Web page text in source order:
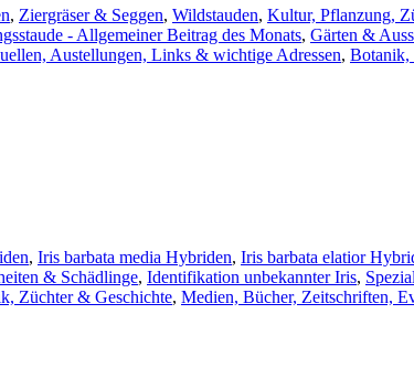
, Ziergräser & Seggen, Wildstauden, Kultur, Pflanzung,
- Allgemeiner Beitrag des Monats, Gärten &
Austellungen, Links & wichtige Adressen, Botanik,
, Iris barbata media Hybriden, Iris barbata elatior
& Schädlinge, Identifikation unbekannter Iris,
Züchter & Geschichte, Medien, Bücher, Zeitschriften,